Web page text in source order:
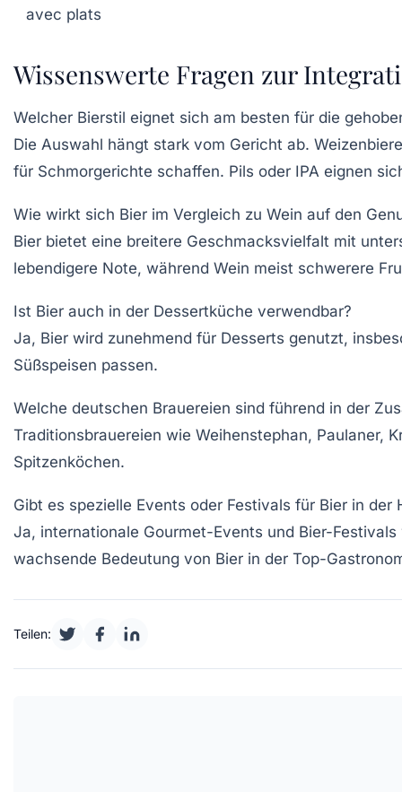
avec plats
Wissenswerte Fragen zur
Welcher Bierstil eignet sich am besten für die
Die Auswahl hängt stark vom Gericht ab.
für Schmorgerichte schaffen. Pils oder IPA eignen
Wie wirkt sich Bier im Vergleich zu Wein auf den
Bier bietet eine breitere Geschmacksvielfalt mit
lebendigere Note, während Wein meist schwerere
Ist Bier auch in der Dessertküche verwendbar?
Ja, Bier wird zunehmend für Desserts genutzt,
Süßspeisen passen.
Welche deutschen Brauereien sind führend in der
Traditionsbrauereien wie Weihenstephan, Paulaner,
Spitzenköchen.
Gibt es spezielle Events oder Festivals für Bier in der
Ja, internationale Gourmet-Events und Bier-
wachsende Bedeutung von Bier in der Top-
Teilen: